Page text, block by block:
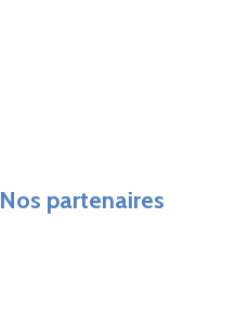
Nos partenaires